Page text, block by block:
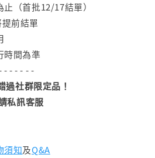
（首批12/17結單）
前結單
時間為準
- - - - - -
過社群限定品！
私訊客服
須知及Q&A